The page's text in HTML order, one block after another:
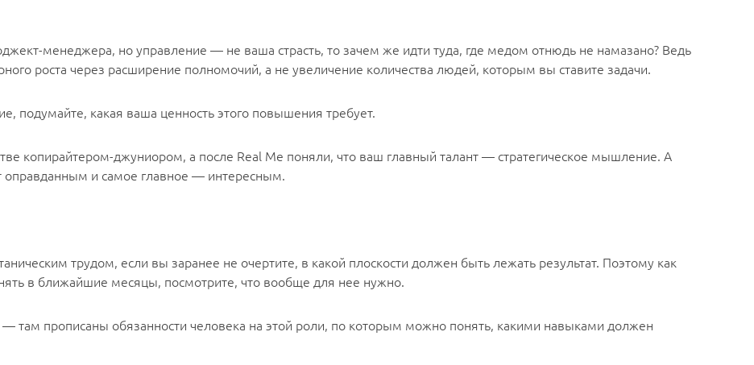
менеджера, но управление — не ваша страсть, то зачем же идти туда, где медом отнюдь не намазано? Ведь
роста через расширение полномочий, а не увеличение количества людей, которым вы ставите задачи.
подумайте, какая ваша ценность этого повышения требует.
копирайтером-джуниором, а после Real Me поняли, что ваш главный талант — стратегическое мышление. А
оправданным и самое главное — интересным.
трудом, если вы заранее не очертите, в какой плоскости должен быть лежать результат. Поэтому как
в ближайшие месяцы, посмотрите, что вообще для нее нужно.
там прописаны обязанности человека на этой роли, по которым можно понять, какими навыками должен